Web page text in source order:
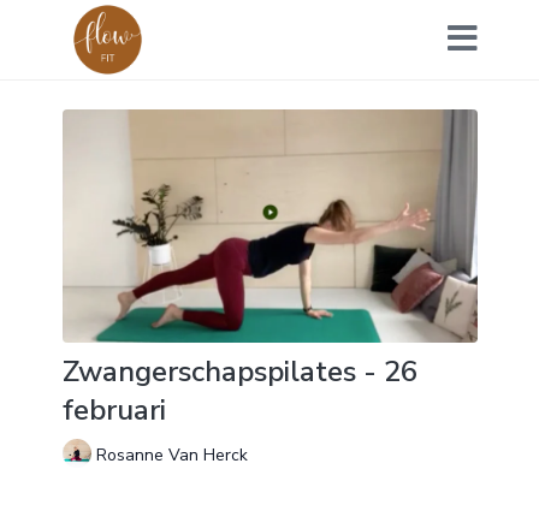
Zwangerschapspilates - 26
februari
Rosanne Van Herck